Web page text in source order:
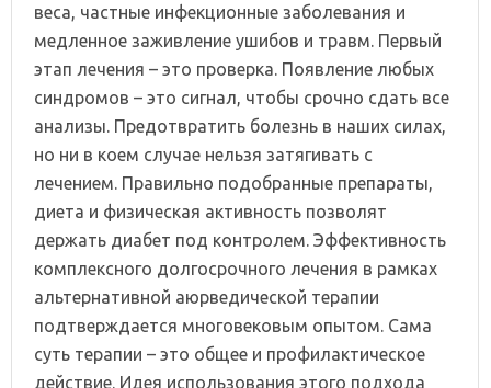
веса, частные инфекционные заболевания и
медленное заживление ушибов и травм. Первый
этап лечения – это проверка. Появление любых
синдромов – это сигнал, чтобы срочно сдать все
анализы. Предотвратить болезнь в наших силах,
но ни в коем случае нельзя затягивать с
лечением. Правильно подобранные препараты,
диета и физическая активность позволят
держать диабет под контролем. Эффективность
комплексного долгосрочного лечения в рамках
альтернативной аюрведической терапии
подтверждается многовековым опытом. Сама
суть терапии – это общее и профилактическое
действие. Идея использования этого подхода